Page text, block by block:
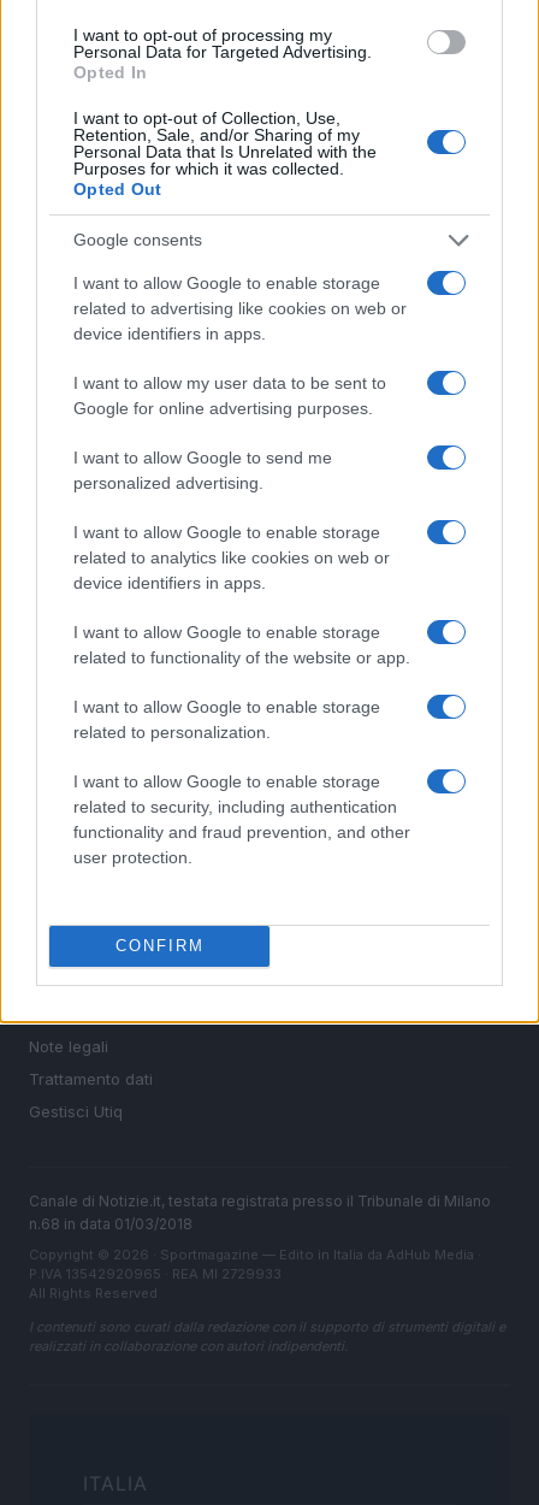
I want to opt-out of processing my
Personal Data for Targeted Advertising.
Opted In
I want to opt-out of Collection, Use,
Retention, Sale, and/or Sharing of my
Personal Data that Is Unrelated with the
Purposes for which it was collected.
Opted Out
Google consents
I want to allow Google to enable storage
related to advertising like cookies on web or
device identifiers in apps.
I want to allow my user data to be sent to
Google for online advertising purposes.
I want to allow Google to send me
personalized advertising.
I want to allow Google to enable storage
related to analytics like cookies on web or
device identifiers in apps.
I want to allow Google to enable storage
related to functionality of the website or app.
I want to allow Google to enable storage
related to personalization.
I want to allow Google to enable storage
related to security, including authentication
functionality and fraud prevention, and other
user protection.
CONFIRM
Nuova Zelanda: ondata di freddo eccezionale porta
neve a bassa quota
Sportmagazine: notizie, approfondimenti e classifiche su
calcio, basket, tennis, ciclismo, motori, Formula 1,
MotoGP e Olimpiadi. Le ultime news dalle competizioni
interviste ai protagonisti e i risultati in tempo reale di tutte
le discipline che fanno emozionare gli appassionati di
Calcio
Motori
Ciclismo
Altri sport
Chi siamo
Redazione
Ultime notizie
Cookie Policy
Note legali
Trattamento dati
Gestisci Utiq
Canale di Notizie.it, testata registrata presso il Tribunale di Milano
n.68 in data 01/03/2018
Copyright © 2026 · Sportmagazine — Edito in Italia da AdHub Media
P.IVA 13542920965 · REA MI 2729933
All Rights Reserved
I contenuti sono curati dalla redazione con il supporto di strumenti digitali e
realizzati in collaborazione con autori indipendenti.
ITALIA